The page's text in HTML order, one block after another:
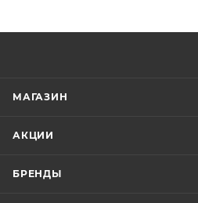
МАГАЗИН
АКЦИИ
БРЕНДЫ